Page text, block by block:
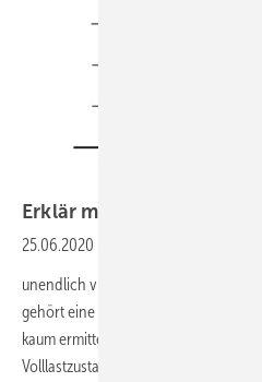
Erklär mal:
25.06.2020
unendlich viele Betriebszustände. Zu
gehört eine entsprechende
kaum ermitteln lässt. Grundlage der
Volllastzustand, das heißt, diejenige